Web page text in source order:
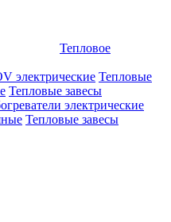
Тепловое
электрические Тепловые
Тепловые завесы
электрические
Тепловые завесы